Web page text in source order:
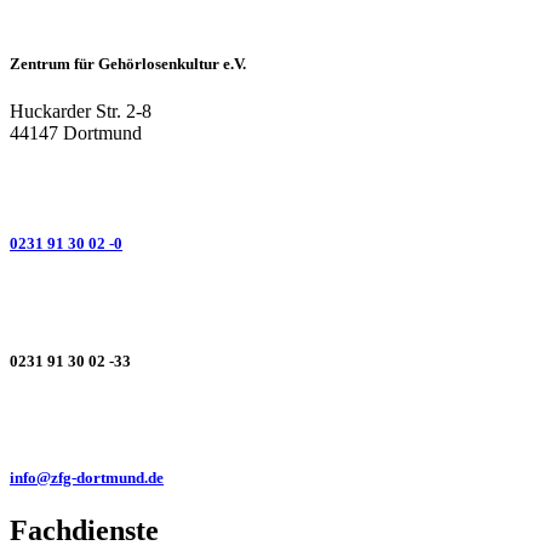
Zentrum für Gehörlosenkultur e.V.
Huckarder Str. 2-8
44147 Dortmund
0231 91 30 02 -0
0231 91 30 02 -33
info@zfg-dortmund.de
Fachdienste